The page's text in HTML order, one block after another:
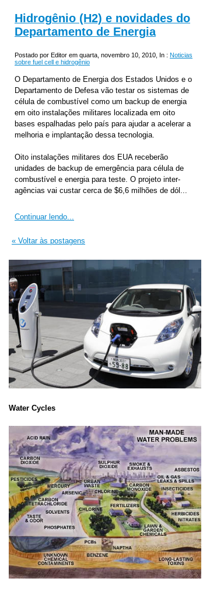
Hidrogênio (H2) e novidades do
Departamento de Energia
Postado por Editor em quarta, novembro 10, 2010, In : Noticias
sobre fuel cell e hidrogênio
O Departamento de Energia dos Estados Unidos e o
Departamento de Defesa vão testar os sistemas de
célula de combustível como um backup de energia
em oito instalações militares localizada em oito
bases espalhadas pelo país para ajudar a acelerar a
melhoria e implantação dessa tecnologia.
Oito instalações militares dos EUA receberão
unidades de backup de emergência para célula de
combustível e energia para teste. O projeto inter-
agências vai custar cerca de $6,6 milhões de dól...
Continuar lendo...
« Voltar às postagens
Water Cycles